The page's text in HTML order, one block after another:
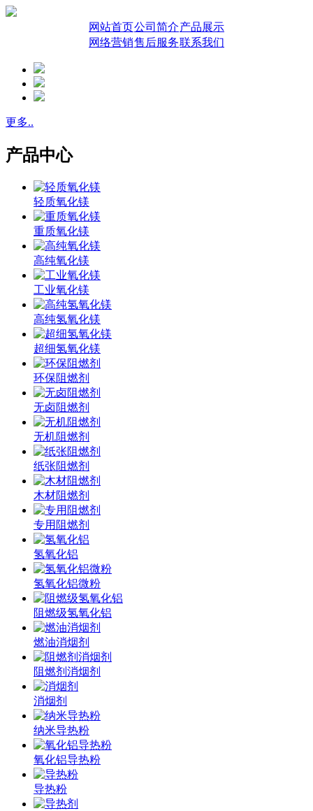
网站首页公司简介产品展示
网络营销售后服务联系我们
更多..
产品中心
轻质氧化镁
重质氧化镁
高纯氧化镁
工业氧化镁
高纯氢氧化镁
超细氢氧化镁
环保阻燃剂
无卤阻燃剂
无机阻燃剂
纸张阻燃剂
木材阻燃剂
专用阻燃剂
氢氧化铝
氢氧化铝微粉
阻燃级氢氧化铝
燃油消烟剂
阻燃剂消烟剂
消烟剂
纳米导热粉
氧化铝导热粉
导热粉